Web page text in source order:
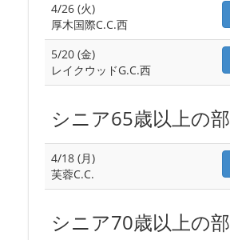
4/26 (火)
厚木国際C.C.西
5/20 (金)
レイクウッドG.C.西
シニア65歳以上の部
4/18 (月)
芙蓉C.C.
シニア70歳以上の部